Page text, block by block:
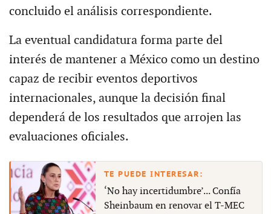
concluido el análisis correspondiente.
La eventual candidatura forma parte del
interés de mantener a México como un destino
capaz de recibir eventos deportivos
internacionales, aunque la decisión final
dependerá de los resultados que arrojen las
evaluaciones oficiales.
‘No hay incertidumbre’... Confía
Sheinbaum en renovar el T-MEC